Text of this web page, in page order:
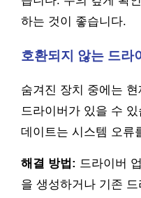
하는 것이 좋습니다.
호환되지 않는 드라
숨겨진 장치 중에는
드라이버가 있을 수
데이트는 시스템 오류
해결 방법: 드라이버
을 생성하거나 기존